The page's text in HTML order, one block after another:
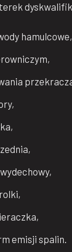
hamulcowe,
emisji spalin.